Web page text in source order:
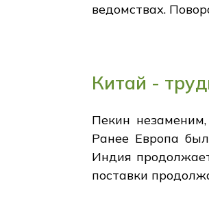
ведомствах.
Китай -
Пекин
Ранее Европа
Индия
поставки